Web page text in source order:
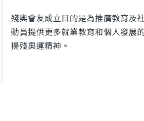
殘奧會友成立目的是為推廣教育及
動員提供更多就業教育和個人發展
揚殘奧運精神。